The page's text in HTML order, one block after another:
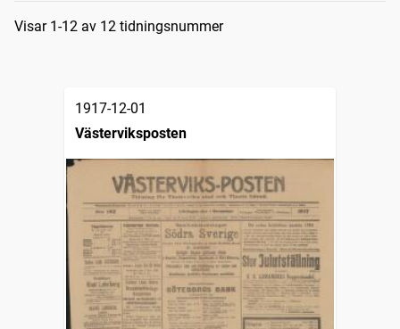
Sökresultat
Visar 1-12 av 12 tidningsnummer
1917-12-01
Västerviksposten